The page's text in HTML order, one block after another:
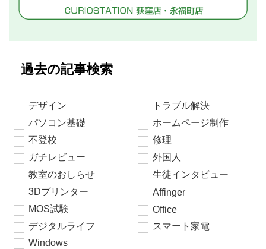
過去の記事検索
デザイン
トラブル解決
パソコン基礎
ホームページ制作
不登校
修理
ガチレビュー
外国人
教室のおしらせ
生徒インタビュー
3Dプリンター
Affinger
MOS試験
Office
デジタルライフ
スマート家電
Windows